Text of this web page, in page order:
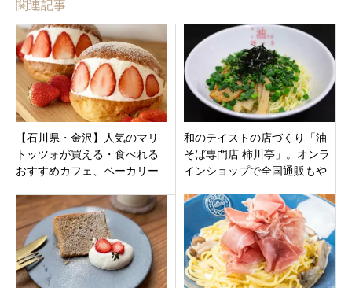
関連記事
【石川県・金沢】人気のマリ
トッツォが買える・食べれる
おすすめカフェ、ベーカリー
松市
和のテイストの店づくり「油
そば専門店 柿川亭」。オンラ
インショップで全国通販もや